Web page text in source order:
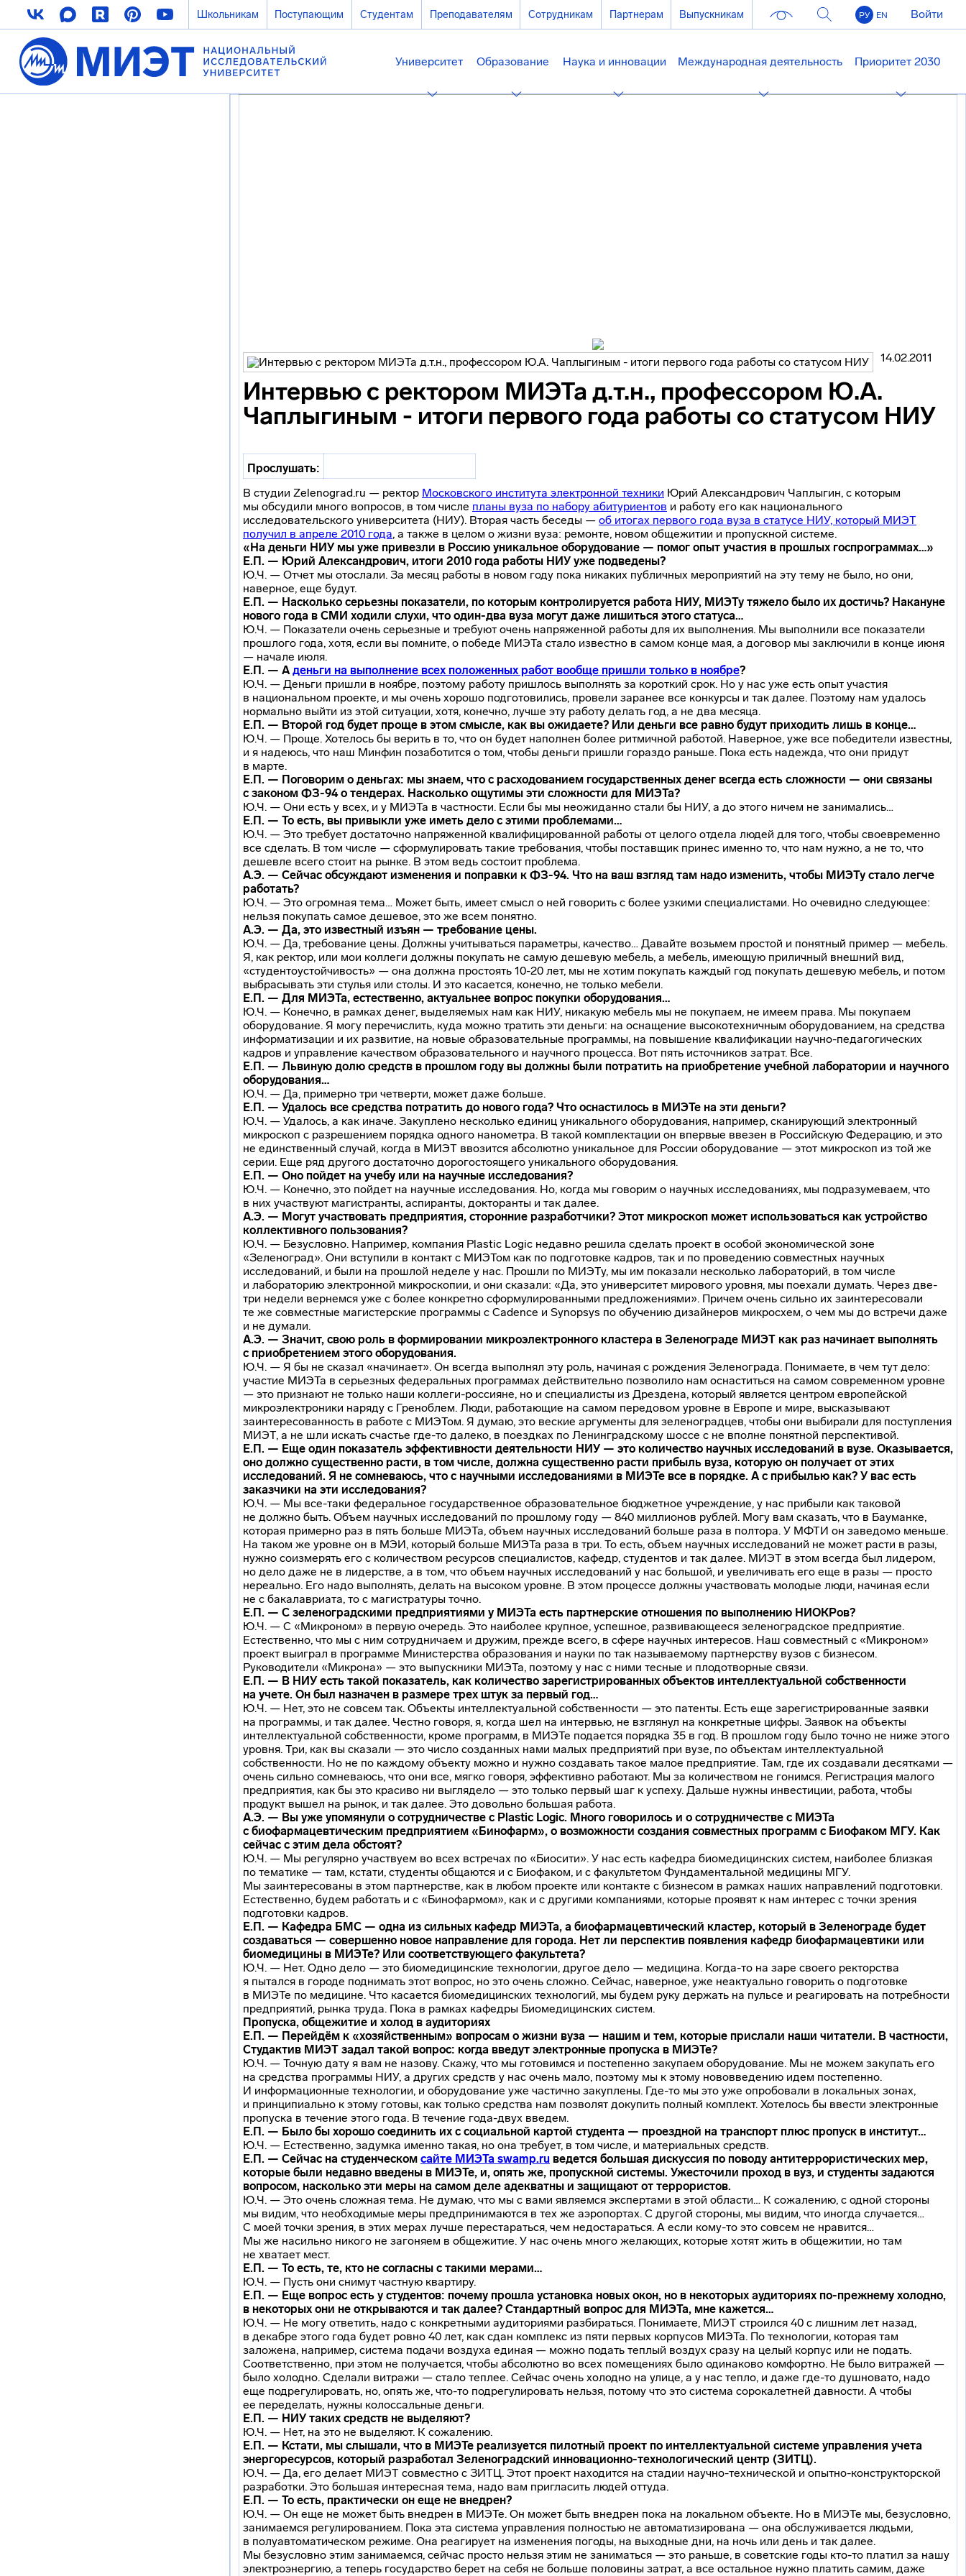
Школьникам Поступающим Студентам Преподавателям Сотрудникам Партнерам Выпускникам РУ EN Войти
Университет Образование Наука и инновации Международная деятельность Приоритет 2030
14.02.2011
Интервью с ректором МИЭТа д.т.н., профессором Ю.А.
Чаплыгиным - итоги первого года работы со статусом НИУ
Прослушать:
В студии Zelenograd.ru — ректор Московского института электронной техники Юрий Александрович Чаплыгин, с которым
мы обсудили много вопросов, в том числе планы вуза по набору абитуриентов и работу его как национального
исследовательского университета (НИУ). Вторая часть беседы — об итогах первого года вуза в статусе НИУ, который МИЭТ
получил в апреле 2010 года, а также в целом о жизни вуза: ремонте, новом общежитии и пропускной системе.
«На деньги НИУ мы уже привезли в Россию уникальное оборудование — помог опыт участия в прошлых госпрограммах…»
Е.П. — Юрий Александрович, итоги 2010 года работы НИУ уже подведены?
Ю.Ч. — Отчет мы отослали. За месяц работы в новом году пока никаких публичных мероприятий на эту тему не было, но они,
наверное, еще будут.
Е.П. — Насколько серьезны показатели, по которым контролируется работа НИУ, МИЭТу тяжело было их достичь? Накануне
нового года в СМИ ходили слухи, что один-два вуза могут даже лишиться этого статуса…
Ю.Ч. — Показатели очень серьезные и требуют очень напряженной работы для их выполнения. Мы выполнили все показатели
прошлого года, хотя, если вы помните, о победе МИЭТа стало известно в самом конце мая, а договор мы заключили в конце июня
— начале июля.
Е.П. — А деньги на выполнение всех положенных работ вообще пришли только в ноябре?
Ю.Ч. — Деньги пришли в ноябре, поэтому работу пришлось выполнять за короткий срок. Но у нас уже есть опыт участия
в национальном проекте, и мы очень хорошо подготовились, провели заранее все конкурсы и так далее. Поэтому нам удалось
нормально выйти из этой ситуации, хотя, конечно, лучше эту работу делать год, а не два месяца.
Е.П. — Второй год будет проще в этом смысле, как вы ожидаете? Или деньги все равно будут приходить лишь в конце…
Ю.Ч. — Проще. Хотелось бы верить в то, что он будет наполнен более ритмичной работой. Наверное, уже все победители известны,
и я надеюсь, что наш Минфин позаботится о том, чтобы деньги пришли гораздо раньше. Пока есть надежда, что они придут
в марте.
Е.П. — Поговорим о деньгах: мы знаем, что с расходованием государственных денег всегда есть сложности — они связаны
с законом ФЗ-94 о тендерах. Насколько ощутимы эти сложности для МИЭТа?
Ю.Ч. — Они есть у всех, и у МИЭТа в частности. Если бы мы неожиданно стали бы НИУ, а до этого ничем не занимались…
Е.П. — То есть, вы привыкли уже иметь дело с этими проблемами…
Ю.Ч. — Это требует достаточно напряженной квалифицированной работы от целого отдела людей для того, чтобы своевременно
все сделать. В том числе — сформулировать такие требования, чтобы поставщик принес именно то, что нам нужно, а не то, что
дешевле всего стоит на рынке. В этом ведь состоит проблема.
А.Э. — Сейчас обсуждают изменения и поправки к ФЗ-94. Что на ваш взгляд там надо изменить, чтобы МИЭТу стало легче
работать?
Ю.Ч. — Это огромная тема… Может быть, имеет смысл о ней говорить с более узкими специалистами. Но очевидно следующее:
нельзя покупать самое дешевое, это же всем понятно.
А.Э. — Да, это известный изъян — требование цены.
Ю.Ч. — Да, требование цены. Должны учитываться параметры, качество… Давайте возьмем простой и понятный пример — мебель.
Я, как ректор, или мои коллеги должны покупать не самую дешевую мебель, а мебель, имеющую приличный внешний вид,
«студентоустойчивость» — она должна простоять 10-20 лет, мы не хотим покупать каждый год покупать дешевую мебель, и потом
выбрасывать эти стулья или столы. И это касается, конечно, не только мебели.
Е.П. — Для МИЭТа, естественно, актуальнее вопрос покупки оборудования…
Ю.Ч. — Конечно, в рамках денег, выделяемых нам как НИУ, никакую мебель мы не покупаем, не имеем права. Мы покупаем
оборудование. Я могу перечислить, куда можно тратить эти деньги: на оснащение высокотехничным оборудованием, на средства
информатизации и их развитие, на новые образовательные программы, на повышение квалификации научно-педагогических
кадров и управление качеством образовательного и научного процесса. Вот пять источников затрат. Все.
Е.П. — Львиную долю средств в прошлом году вы должны были потратить на приобретение учебной лаборатории и научного
оборудования…
Ю.Ч. — Да, примерно три четверти, может даже больше.
Е.П. — Удалось все средства потратить до нового года? Что оснастилось в МИЭТе на эти деньги?
Ю.Ч. — Удалось, а как иначе. Закуплено несколько единиц уникального оборудования, например, сканирующий электронный
микроскоп с разрешением порядка одного нанометра. В такой комплектации он впервые ввезен в Российскую Федерацию, и это
не единственный случай, когда в МИЭТ ввозится абсолютно уникальное для России оборудование — этот микроскоп из той же
серии. Еще ряд другого достаточно дорогостоящего уникального оборудования.
Е.П. — Оно пойдет на учебу или на научные исследования?
Ю.Ч. — Конечно, это пойдет на научные исследования. Но, когда мы говорим о научных исследованиях, мы подразумеваем, что
в них участвуют магистранты, аспиранты, докторанты и так далее.
А.Э. — Могут участвовать предприятия, сторонние разработчики? Этот микроскоп может использоваться как устройство
коллективного пользования?
Ю.Ч. — Безусловно. Например, компания Plastic Logic недавно решила сделать проект в особой экономической зоне
«Зеленоград». Они вступили в контакт с МИЭТом как по подготовке кадров, так и по проведению совместных научных
исследований, и были на прошлой неделе у нас. Прошли по МИЭТу, мы им показали несколько лабораторий, в том числе
и лабораторию электронной микроскопии, и они сказали: «Да, это университет мирового уровня, мы поехали думать. Через две-
три недели вернемся уже с более конкретно сформулированными предложениями». Причем очень сильно их заинтересовали
те же совместные магистерские программы с Cadence и Synopsys по обучению дизайнеров микросхем, о чем мы до встречи даже
и не думали.
А.Э. — Значит, свою роль в формировании микроэлектронного кластера в Зеленограде МИЭТ как раз начинает выполнять
с приобретением этого оборудования.
Ю.Ч. — Я бы не сказал «начинает». Он всегда выполнял эту роль, начиная с рождения Зеленограда. Понимаете, в чем тут дело:
участие МИЭТа в серьезных федеральных программах действительно позволило нам оснаститься на самом современном уровне
— это признают не только наши коллеги-россияне, но и специалисты из Дрездена, который является центром европейской
микроэлектроники наряду с Греноблем. Люди, работающие на самом передовом уровне в Европе и мире, высказывают
заинтересованность в работе с МИЭТом. Я думаю, это веские аргументы для зеленоградцев, чтобы они выбирали для поступления
МИЭТ, а не шли искать счастье где-то далеко, в поездках по Ленинградскому шоссе с не вполне понятной перспективой.
Е.П. — Еще один показатель эффективности деятельности НИУ — это количество научных исследований в вузе. Оказывается,
оно должно существенно расти, в том числе, должна существенно расти прибыль вуза, которую он получает от этих
исследований. Я не сомневаюсь, что с научными исследованиями в МИЭТе все в порядке. А с прибылью как? У вас есть
заказчики на эти исследования?
Ю.Ч. — Мы все-таки федеральное государственное образовательное бюджетное учреждение, у нас прибыли как таковой
не должно быть. Объем научных исследований по прошлому году — 840 миллионов рублей. Могу вам сказать, что в Бауманке,
которая примерно раз в пять больше МИЭТа, объем научных исследований больше раза в полтора. У МФТИ он заведомо меньше.
На таком же уровне он в МЭИ, который больше МИЭТа раза в три. То есть, объем научных исследований не может расти в разы,
нужно соизмерять его с количеством ресурсов специалистов, кафедр, студентов и так далее. МИЭТ в этом всегда был лидером,
но дело даже не в лидерстве, а в том, что объем научных исследований у нас большой, и увеличивать его еще в разы — просто
нереально. Его надо выполнять, делать на высоком уровне. В этом процессе должны участвовать молодые люди, начиная если
не с бакалавриата, то с магистратуры точно.
Е.П. — С зеленоградскими предприятиями у МИЭТа есть партнерские отношения по выполнению НИОКРов?
Ю.Ч. — С «Микроном» в первую очередь. Это наиболее крупное, успешное, развивающееся зеленоградское предприятие.
Естественно, что мы с ним сотрудничаем и дружим, прежде всего, в сфере научных интересов. Наш совместный с «Микроном»
проект выиграл в программе Министерства образования и науки по так называемому партнерству вузов с бизнесом.
Руководители «Микрона» — это выпускники МИЭТа, поэтому у нас с ними тесные и плодотворные связи.
Е.П. — В НИУ есть такой показатель, как количество зарегистрированных объектов интеллектуальной собственности
на учете. Он был назначен в размере трех штук за первый год…
Ю.Ч. — Нет, это не совсем так. Объекты интеллектуальной собственности — это патенты. Есть еще зарегистрированные заявки
на программы, и так далее. Честно говоря, я, когда шел на интервью, не взглянул на конкретные цифры. Заявок на объекты
интеллектуальной собственности, кроме программ, в МИЭТе подается порядка 35 в год. В прошлом году было точно не ниже этого
уровня. Три, как вы сказали — это число созданных нами малых предприятий при вузе, по объектам интеллектуальной
собственности. Но не по каждому объекту можно и нужно создавать такое малое предприятие. Там, где их создавали десятками —
очень сильно сомневаюсь, что они все, мягко говоря, эффективно работают. Мы за количеством не гонимся. Регистрация малого
предприятия, как бы это красиво ни выглядело — это только первый шаг к успеху. Дальше нужны инвестиции, работа, чтобы
продукт вышел на рынок, и так далее. Это довольно большая работа.
А.Э. — Вы уже упомянули о сотрудничестве с Plastic Logic. Много говорилось и о сотрудничестве с МИЭТа
с биофармацевтическим предприятием «Бинофарм», о возможности создания совместных программ с Биофаком МГУ. Как
сейчас с этим дела обстоят?
Ю.Ч. — Мы регулярно участвуем во всех встречах по «Биосити». У нас есть кафедра биомедицинских систем, наиболее близкая
по тематике — там, кстати, студенты общаются и с Биофаком, и с факультетом Фундаментальной медицины МГУ.
Мы заинтересованы в этом партнерстве, как в любом проекте или контакте с бизнесом в рамках наших направлений подготовки.
Естественно, будем работать и с «Бинофармом», как и с другими компаниями, которые проявят к нам интерес с точки зрения
подготовки кадров.
Е.П. — Кафедра БМС — одна из сильных кафедр МИЭТа, а биофармацевтический кластер, который в Зеленограде будет
создаваться — совершенно новое направление для города. Нет ли перспектив появления кафедр биофармацевтики или
биомедицины в МИЭТе? Или соответствующего факультета?
Ю.Ч. — Нет. Одно дело — это биомедицинские технологии, другое дело — медицина. Когда-то на заре своего ректорства
я пытался в городе поднимать этот вопрос, но это очень сложно. Сейчас, наверное, уже неактуально говорить о подготовке
в МИЭТе по медицине. Что касается биомедицинских технологий, мы будем руку держать на пульсе и реагировать на потребности
предприятий, рынка труда. Пока в рамках кафедры Биомедицинских систем.
Пропуска, общежитие и холод в аудиториях
Е.П. — Перейдём к «хозяйственным» вопросам о жизни вуза — нашим и тем, которые прислали наши читатели. В частности,
Студактив МИЭТ задал такой вопрос: когда введут электронные пропуска в МИЭТе?
Ю.Ч. — Точную дату я вам не назову. Скажу, что мы готовимся и постепенно закупаем оборудование. Мы не можем закупать его
на средства программы НИУ, а других средств у нас очень мало, поэтому мы к этому нововведению идем постепенно.
И информационные технологии, и оборудование уже частично закуплены. Где-то мы это уже опробовали в локальных зонах,
и принципиально к этому готовы, как только средства нам позволят докупить полный комплект. Хотелось бы ввести электронные
пропуска в течение этого года. В течение года-двух введем.
Е.П. — Было бы хорошо соединить их с социальной картой студента — проездной на транспорт плюс пропуск в институт…
Ю.Ч. — Естественно, задумка именно такая, но она требует, в том числе, и материальных средств.
Е.П. — Сейчас на студенческом сайте МИЭТа swamp.ru ведется большая дискуссия по поводу антитеррористических мер,
которые были недавно введены в МИЭТе, и, опять же, пропускной системы. Ужесточили проход в вуз, и студенты задаются
вопросом, насколько эти меры на самом деле адекватны и защищают от террористов.
Ю.Ч. — Это очень сложная тема. Не думаю, что мы с вами являемся экспертами в этой области… К сожалению, с одной стороны
мы видим, что необходимые меры предпринимаются в тех же аэропортах. С другой стороны, мы видим, что иногда случается…
С моей точки зрения, в этих мерах лучше перестараться, чем недостараться. А если кому-то это совсем не нравится…
Мы же насильно никого не загоняем в общежитие. У нас очень много желающих, которые хотят жить в общежитии, но там
не хватает мест.
Е.П. — То есть, те, кто не согласны с такими мерами…
Ю.Ч. — Пусть они снимут частную квартиру.
Е.П. — Еще вопрос есть у студентов: почему прошла установка новых окон, но в некоторых аудиториях по-прежнему холодно,
в некоторых они не открываются и так далее? Стандартный вопрос для МИЭТа, мне кажется…
Ю.Ч. — Не могу ответить, надо с конкретными аудиториями разбираться. Понимаете, МИЭТ строился 40 с лишним лет назад,
в декабре этого года будет ровно 40 лет, как сдан комплекс из пяти первых корпусов МИЭТа. По технологии, которая там
заложена, например, система подачи воздуха единая — можно подать теплый воздух сразу на целый корпус или не подать.
Соответственно, при этом не получается, чтобы абсолютно во всех помещениях было одинаково комфортно. Не было витражей —
было холодно. Сделали витражи — стало теплее. Сейчас очень холодно на улице, а у нас тепло, и даже где-то душновато, надо
еще подрегулировать, но, опять же, что-то подрегулировать нельзя, потому что это система сорокалетней давности. А чтобы
ее переделать, нужны колоссальные деньги.
Е.П. — НИУ таких средств не выделяют?
Ю.Ч. — Нет, на это не выделяют. К сожалению.
Е.П. — Кстати, мы слышали, что в МИЭТе реализуется пилотный проект по интеллектуальной системе управления учета
энергоресурсов, который разработал Зеленоградский инновационно-технологический центр (ЗИТЦ).
Ю.Ч. — Да, его делает МИЭТ совместно с ЗИТЦ. Этот проект находится на стадии научно-технической и опытно-конструкторской
разработки. Это большая интересная тема, надо вам пригласить людей оттуда.
Е.П. — То есть, практически он еще не внедрен?
Ю.Ч. — Он еще не может быть внедрен в МИЭТе. Он может быть внедрен пока на локальном объекте. Но в МИЭТе мы, безусловно,
занимаемся регулированием. Пока эта система управления полностью не автоматизирована — она обслуживается людьми,
в полуавтоматическом режиме. Она реагирует на изменения погоды, на выходные дни, на ночь или день и так далее.
Мы безусловно этим занимаемся, сейчас просто нельзя этим не заниматься — это раньше, в советские годы кто-то платил за нашу
электроэнергию, а теперь государство берет на себя не больше половины затрат, а все остальное нужно платить самим, даже